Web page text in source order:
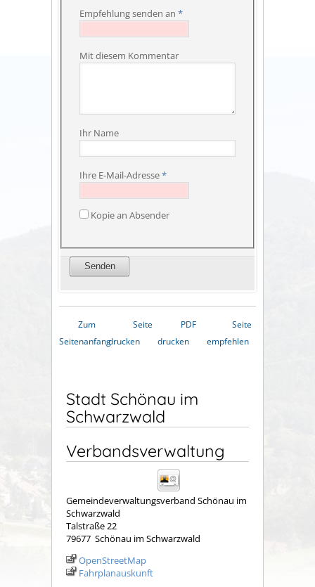
Empfehlung senden an *
Mit diesem Kommentar
Ihr Name
Ihre E-Mail-Adresse*
Kopie an Absender
Zum
Seitenanfang
Seite
drucken
PDF
drucken
Seite
empfehlen
Stadt Schönau im
Schwarzwald
Verbandsverwaltung
Gemeindeverwaltungsverband Schönau im
Schwarzwald
Talstraße 22
79677 Schönau im Schwarzwald
OpenStreetMap
Fahrplanauskunft